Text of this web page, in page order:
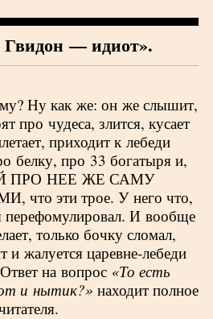
— идиот».
Ну как же: он же слышит,
про чудеса, злится, кусает
приходит к лебеди
белку, про 33 богатыря и,
ПРО НЕЕ ЖЕ САМУ
эти трое. У него что,
перефомулировал. И вообще
только бочку сломал,
и жалуется царевне-лебеди
на вопрос «То есть
и нытик?» находит полное